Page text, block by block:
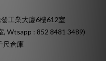
工業大廈6樓612室
, Wtsapp : 852 8481 3489)
尺倉庫